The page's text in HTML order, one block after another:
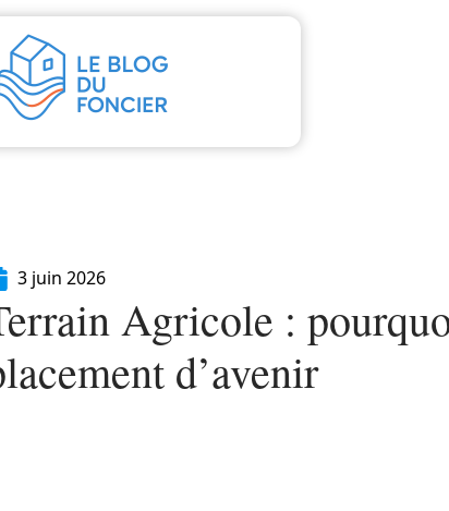
3 juin 2026
Agricole :
d’avenir